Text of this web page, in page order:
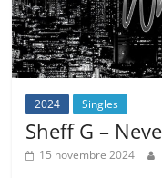
2024 Singles
Sheff G –
15 novembre 2024